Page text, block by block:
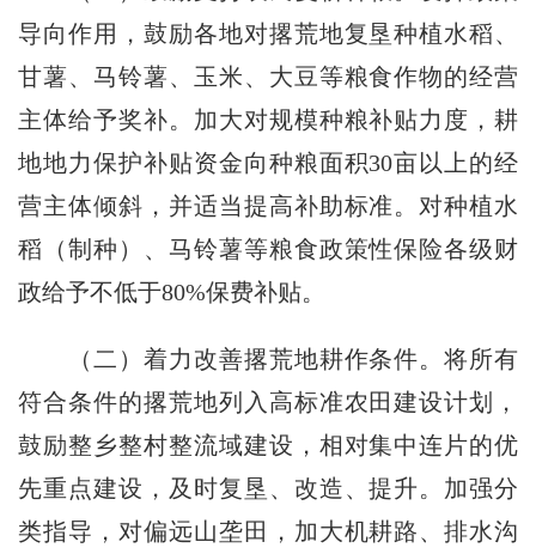
导向作用，鼓励各地对撂荒地复垦种植水稻、
甘薯、马铃薯、玉米、大豆等粮食作物的经营
主体给予奖补。加大对规模种粮补贴力度，耕
地地力保护补贴资金向种粮面积30亩以上的经
营主体倾斜，并适当提高补助标准。对种植水
稻（制种）、马铃薯等粮食政策性保险各级财
政给予不低于80%保费补贴。
（二）着力改善撂荒地耕作条件。将所有
符合条件的撂荒地列入高标准农田建设计划，
鼓励整乡整村整流域建设，相对集中连片的优
先重点建设，及时复垦、改造、提升。加强分
类指导，对偏远山垄田，加大机耕路、排水沟